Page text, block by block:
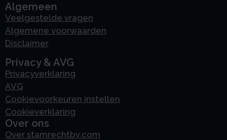
Algemeen
Veelgestelde vragen
Algemene voorwaarden
Disclaimer
Privacy & AVG
Privacyverklaring
AVG
Cookievoorkeuren instellen
Cookieverklaring
Over ons
Over stamrechtbv.com